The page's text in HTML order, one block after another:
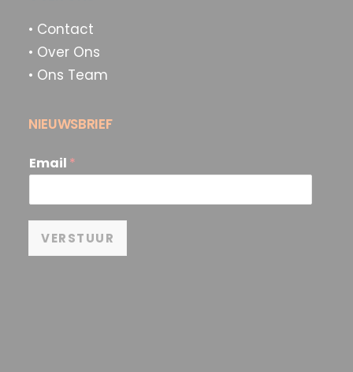
• Contact
• Over Ons
• Ons Team
NIEUWSBRIEF
Email *
VERSTUUR